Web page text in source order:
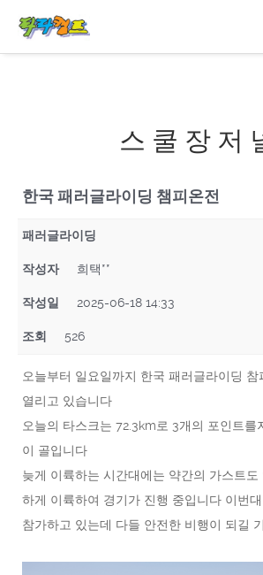
스 쿨 장 저
한국 패러글라이딩 챔피온전
패러글라이딩
작성자 희택**
작성일 2025-06-18 14:33
조회 526
오늘부터 일요일까지 한국 패러글라이딩 참
열리고 있습니다
오늘의 타스크는 72.3km로 3개의 포인트를
이 골입니다
늦게 이륙하는 시간대에는 약간의 가스트
하게 이륙하여 경기가 진행 중입니다 이번
참가하고 있는데 다들 안전한 비행이 되길